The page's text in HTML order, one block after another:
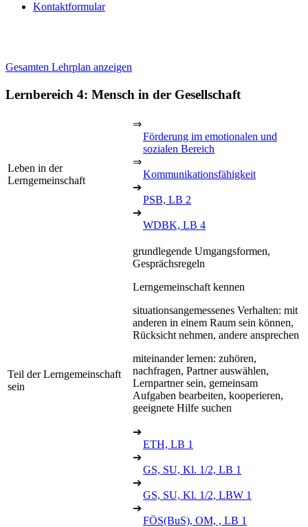
Kontaktformular
Gesamten Lehrplan anzeigen
Lernbereich 4: Mensch in der Gesellschaft
Leben in der
Lerngemeinschaft
⇒
Förderung im emotionalen und
sozialen Bereich
⇒
Kommunikationsfähigkeit
➔
PSB, LB 2
➔
WDBK, LB 4
Teil der Lerngemeinschaft
sein
grundlegende Umgangsformen,
Gesprächsregeln
Lerngemeinschaft kennen
situationsangemessenes Verhalten: mit
anderen in einem Raum sein können,
Rücksicht nehmen, andere ansprechen
miteinander lernen: zuhören,
nachfragen, Partner auswählen,
Lernpartner sein, gemeinsam
Aufgaben bearbeiten, kooperieren,
geeignete Hilfe suchen
➔
ETH, LB 1
➔
GS, SU, Kl. 1/2, LB 1
➔
GS, SU, Kl. 1/2, LBW 1
➔
FÖS(BuS), OM, , LB 1